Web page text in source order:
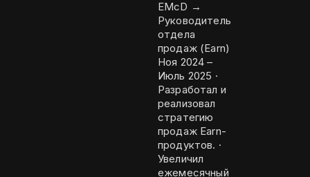
EMcD →
Руководитель
отдела
продаж (Earn)
Ноя 2024 –
Июль 2025 ·
Разработал и
реализовал
стратегию
продаж Earn-
продуктов. ·
Увеличил
ежемесячный